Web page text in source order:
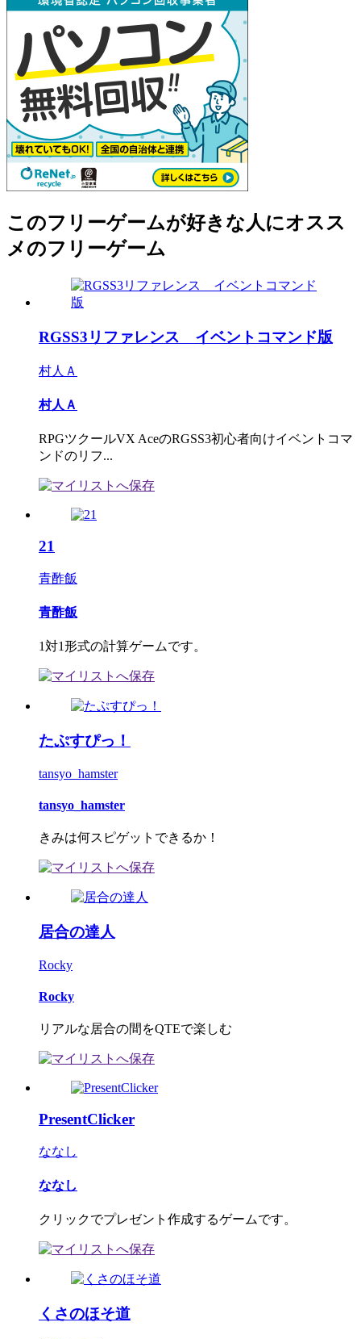
このフリーゲームが好きな人にオスス
メのフリーゲーム
RGSS3リファレンス イベントコマンド版
村人Ａ
村人Ａ
RPGツクールVX AceのRGSS3初心者向けイベントコマ
ンドのリフ...
21
青酢飯
青酢飯
1対1形式の計算ゲームです。
たぷすぴっ！
tansyo_hamster
tansyo_hamster
きみは何スピゲットできるか！
居合の達人
Rocky
Rocky
リアルな居合の間をQTEで楽しむ
PresentClicker
ななし
ななし
クリックでプレゼント作成するゲームです。
くさのほそ道